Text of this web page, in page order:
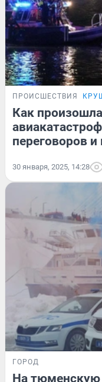
ПРОИСШЕСТВИЯ
Как
переговоров и
30 января, 2025, 14:28
ГОРОД
На